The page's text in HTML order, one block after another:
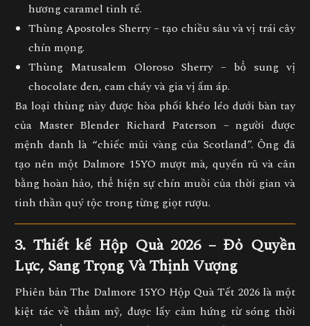
hương caramel tinh tế.
Thùng Apostoles Sherry– tạo chiều sâu và vị trái cây
chín mọng.
Thùng Matusalem Oloroso Sherry – bổ sung vị
chocolate đen, cam cháy và gia vị ấm áp.
Ba loại thùng này được hòa phối khéo léo dưới bàn tay
của Master Blender Richard Paterson – người được
mệnh danh là “chiếc mũi vàng của Scotland”. Ông đã
tạo nên một Dalmore 15YO mượt mà, quyến rũ và cân
bằng hoàn hảo, thể hiện sự chín muồi của thời gian và
tinh thần quý tộc trong từng giọt rượu.
3. Thiết kế Hộp Quà 2026 – Đỏ Quyền
Lực, Sang Trọng Và Thịnh Vượng
Phiên bảnThe Dalmore 15YO Hộp Quà Tết 2026 là một
kiệt tác về thẩm mỹ, được lấy cảm hứng từsóng thời